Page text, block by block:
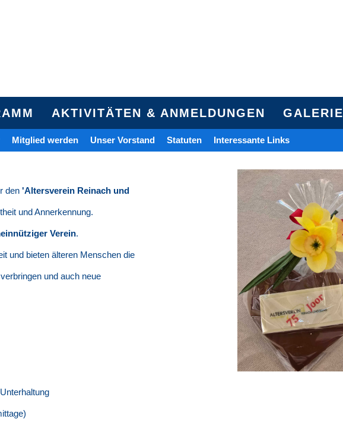
AKTIVITÄTEN & ANMELDUNGEN GALERIE
Mitglied werden Unser Vorstand Statuten Interessante Links
den 'Altersverein Reinach und
und Annerkennung.
Verein.
und bieten älteren Menschen die
und auch neue